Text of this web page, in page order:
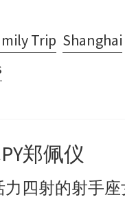
Trip Shanghai
郑佩仪
力四射的射手座